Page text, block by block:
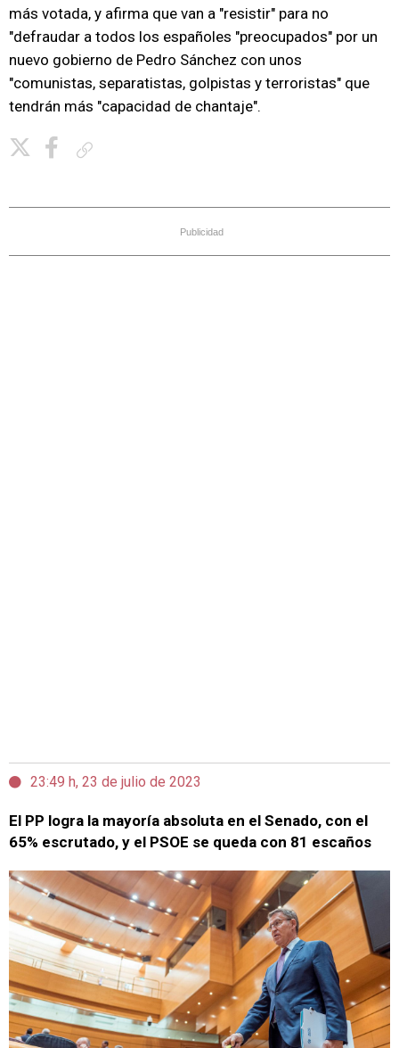
más votada, y afirma que van a "resistir" para no
"defraudar a todos los españoles "preocupados" por un
nuevo gobierno de Pedro Sánchez con unos
"comunistas, separatistas, golpistas y terroristas" que
tendrán más "capacidad de chantaje".
Publicidad
23:49 h, 23 de julio de 2023
El PP logra la mayoría absoluta en el Senado, con el
65% escrutado, y el PSOE se queda con 81 escaños